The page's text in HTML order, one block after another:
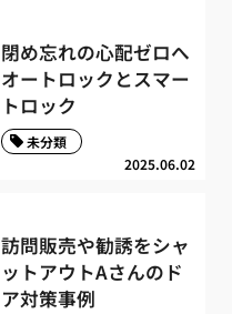
閉め忘れの心配ゼロへ
オートロックとスマー
トロック
2025.06.02
未分類
訪問販売や勧誘をシャ
ットアウトAさんのド
ア対策事例